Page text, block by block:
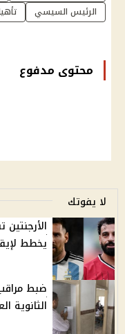
الرئيس السيسي
محتوى مدفوع
لا يفوتك
يخطط
ضبط
الثانوية